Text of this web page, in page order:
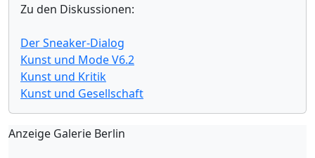
Zu den Diskussionen:
Der Sneaker-Dialog
Kunst und Mode V6.2
Kunst und Kritik
Kunst und Gesellschaft
Anzeige Galerie Berlin